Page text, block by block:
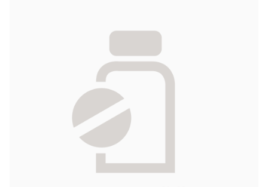
392381
kaliumjodidi, kupariklorididihydraatti,
mangaanikloriditetrahydraatti,
natriumfluoridi,
natriumseleniittipentahydraatti,
sinkkikloridi